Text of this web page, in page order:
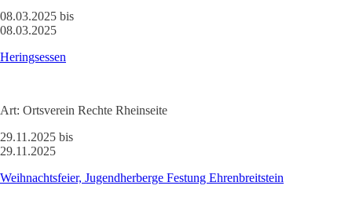
08.03.2025 bis
08.03.2025
Heringsessen
Art: Ortsverein Rechte Rheinseite
29.11.2025 bis
29.11.2025
Weihnachtsfeier, Jugendherberge Festung Ehrenbreitstein